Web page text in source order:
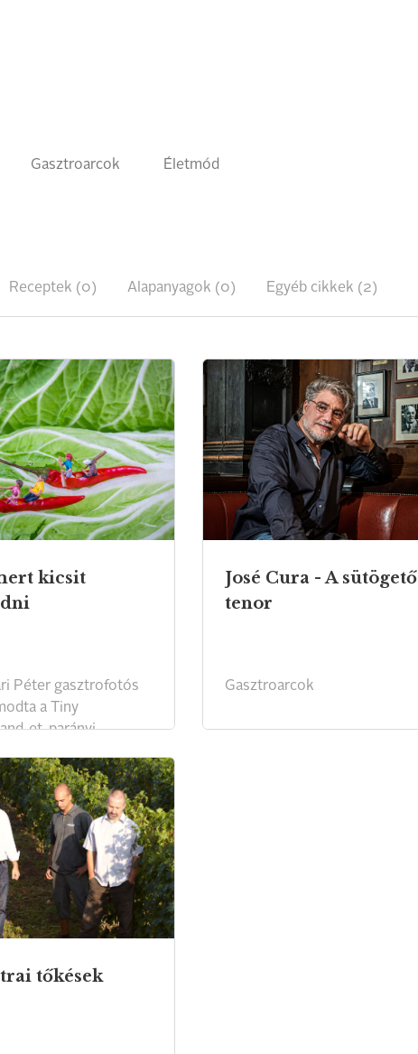
Gasztroarcok Életmód
Receptek (0) Alapanyagok (0) Egyéb cikkek (2)
kicsit
Péter gasztrofotós
a Tiny
et, parányi
José Cura - A sütögető
tenor
Gasztroarcok
tőkések